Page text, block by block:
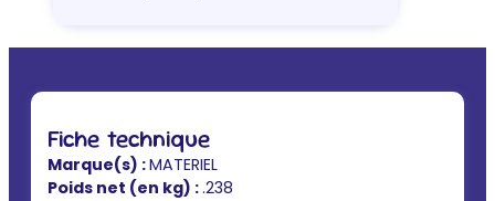
Fiche technique
Marque(s) :MATERIEL
Poids net (en kg) :.238